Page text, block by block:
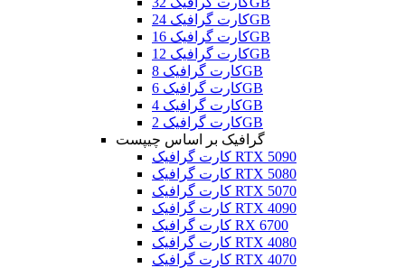
کارت گرافیک 24GB
کارت گرافیک 16GB
کارت گرافیک 12GB
کارت گرافیک 8GB
کارت گرافیک 6GB
کارت گرافیک 4GB
کارت گرافیک 2GB
گرافیک بر اساس چیپست
کارت گرافیک RTX 5090
کارت گرافیک RTX 5080
کارت گرافیک RTX 5070
کارت گرافیک RTX 4090
کارت گرافیک RX 6700
کارت گرافیک RTX 4080
کارت گرافیک RTX 4070